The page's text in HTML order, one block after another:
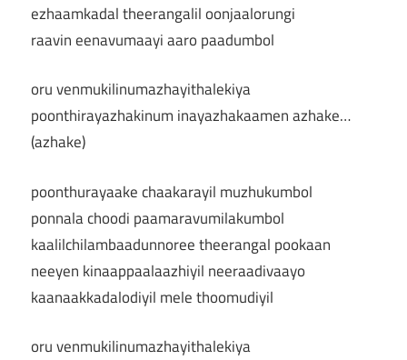
ezhaamkadal theerangalil oonjaalorungi
raavin eenavumaayi aaro paadumbol
oru venmukilinumazhayithalekiya
poonthirayazhakinum inayazhakaamen azhake…
(azhake)
poonthurayaake chaakarayil muzhukumbol
ponnala choodi paamaravumilakumbol
kaalilchilambaadunnoree theerangal pookaan
neeyen kinaappaalaazhiyil neeraadivaayo
kaanaakkadalodiyil mele thoomudiyil
oru venmukilinumazhayithalekiya